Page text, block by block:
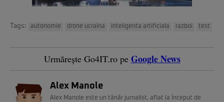
Tags: autonomie drone ucraina inteligenta artificiala razboi test
Urmărește Go4IT.ro pe Google News
Alex Manole
Alex Manole este un tânăr jurnalist, aflat la început de